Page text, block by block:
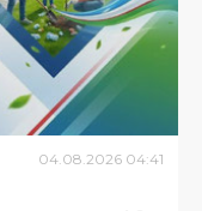
04.08.2026 04:41